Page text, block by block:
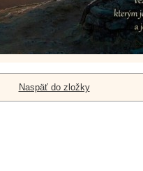
Naspäť do zložky